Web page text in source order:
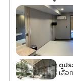
ดูปร
เลือ